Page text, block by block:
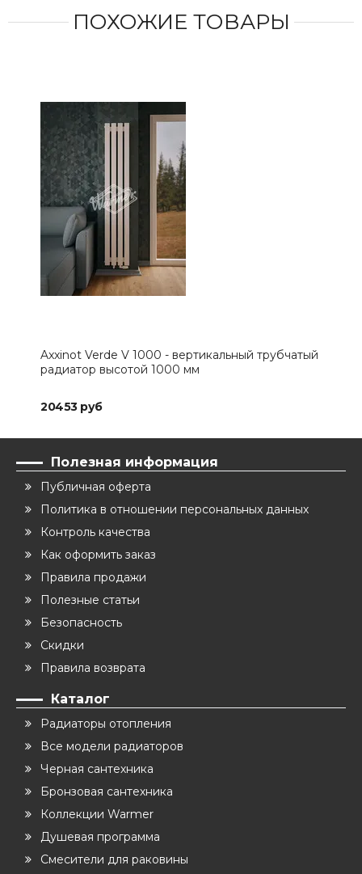
ПОХОЖИЕ ТОВАРЫ
Axxinot Verde V 1000 - вертикальный трубчатый
радиатор высотой 1000 мм
20453 руб
Полезная информация
Публичная оферта
Политика в отношении персональных данных
Контроль качества
Как оформить заказ
Правила продажи
Полезные статьи
Безопасность
Скидки
Правила возврата
Каталог
Радиаторы отопления
Все модели радиаторов
Черная сантехника
Бронзовая сантехника
Коллекции Warmer
Душевая программа
Смесители для раковины